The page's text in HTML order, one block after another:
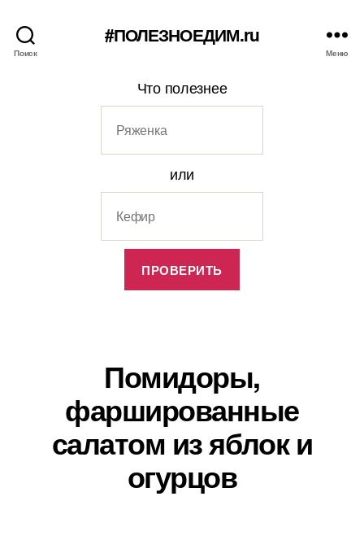
Поиск
#ПОЛЕЗНОЕДИМ.ru
Меню
Что полезнее
или
Помидоры,
фаршированные
салатом из яблок и
огурцов